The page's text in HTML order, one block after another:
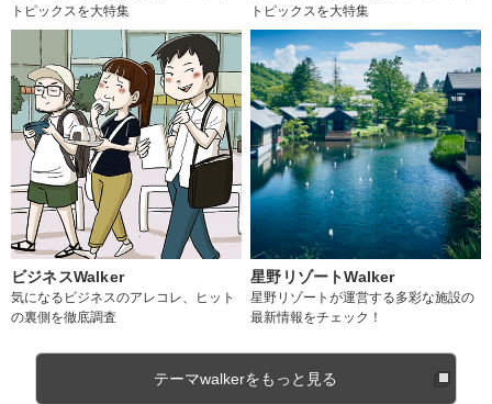
トピックスを大特集
トピックスを大特集
ビジネスWalker
気になるビジネスのアレコレ、ヒット
の裏側を徹底調査
星野リゾートWalker
星野リゾートが運営する多彩な施設の
最新情報をチェック！
テーマwalkerをもっと見る